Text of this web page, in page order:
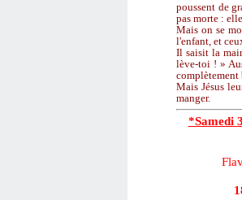
poussent de
pas morte :
Mais on se
l'enfant, et
Il saisit la
lève-toi ! »
complètement
Mais Jésus
manger.
*Samedi
11h00
18h30